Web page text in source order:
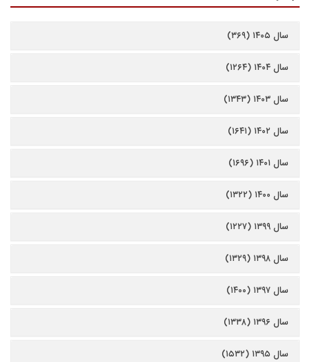
سال ۱۴۰۵ (۳۶۹)
سال ۱۴۰۴ (۱۲۶۴)
سال ۱۴۰۳ (۱۳۴۳)
سال ۱۴۰۲ (۱۶۴۱)
سال ۱۴۰۱ (۱۶۹۶)
سال ۱۴۰۰ (۱۳۲۲)
سال ۱۳۹۹ (۱۲۲۷)
سال ۱۳۹۸ (۱۳۲۹)
سال ۱۳۹۷ (۱۴۰۰)
سال ۱۳۹۶ (۱۳۳۸)
سال ۱۳۹۵ (۱۵۳۲)